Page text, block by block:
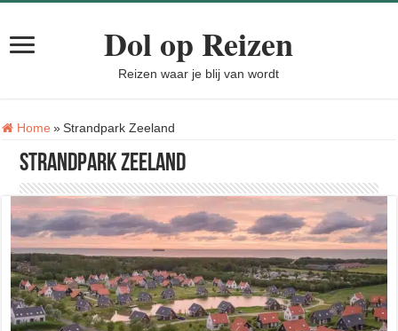
Dol op Reizen
Reizen waar je blij van wordt
Home » Tag:
Strandpark Zeeland
Strandpark Zeeland